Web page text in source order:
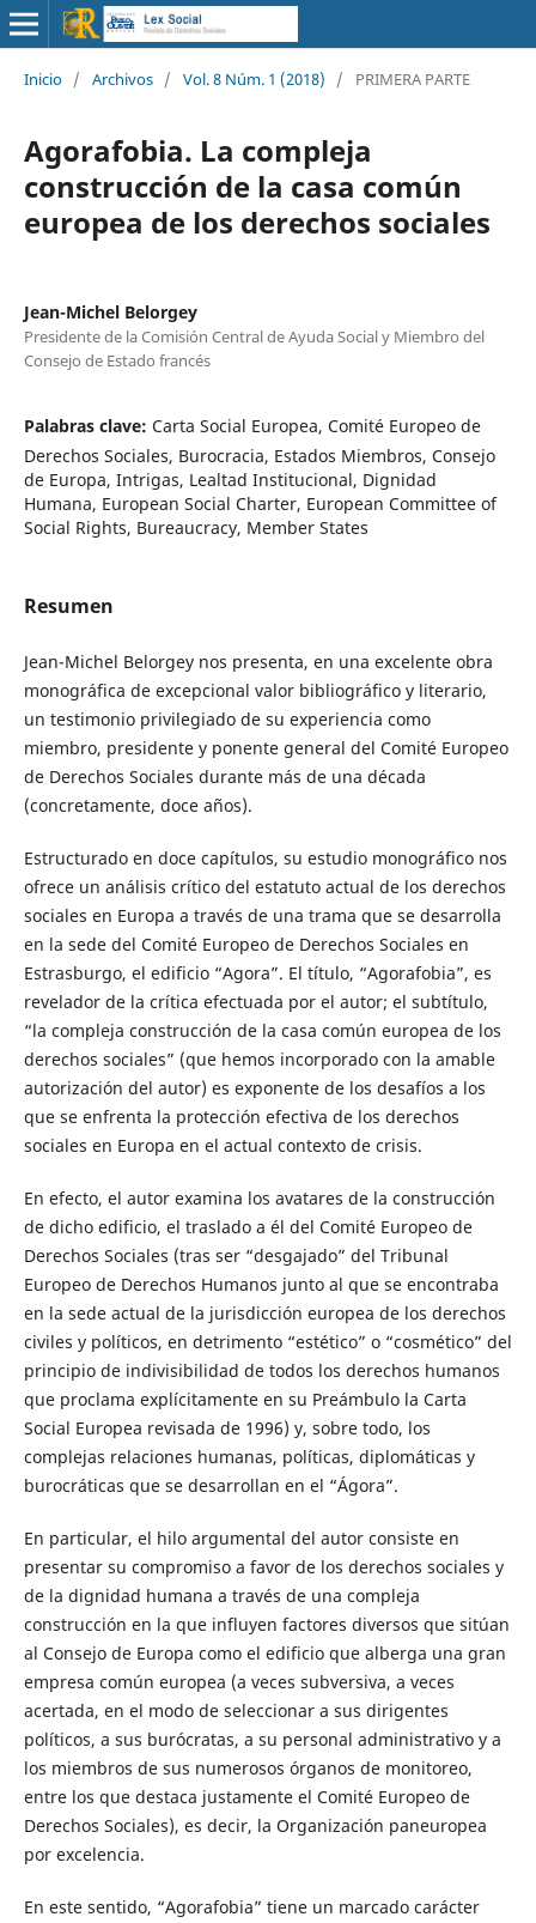
Inicio / Archivos / Vol. 8 Núm. 1 (2018) / PRIMERA PARTE
Agorafobia. La compleja
construcción de la casa común
europea de los derechos sociales
Jean-Michel Belorgey
Presidente de la Comisión Central de Ayuda Social y Miembro del
Consejo de Estado francés
Palabras clave: Carta Social Europea, Comité Europeo de
Derechos Sociales, Burocracia, Estados Miembros, Consejo
de Europa, Intrigas, Lealtad Institucional, Dignidad
Humana, European Social Charter, European Committee of
Social Rights, Bureaucracy, Member States
Resumen
Jean-Michel Belorgey nos presenta, en una excelente obra
monográfica de excepcional valor bibliográfico y literario,
un testimonio privilegiado de su experiencia como
miembro, presidente y ponente general del Comité Europeo
de Derechos Sociales durante más de una década
(concretamente, doce años).
Estructurado en doce capítulos, su estudio monográfico nos
ofrece un análisis crítico del estatuto actual de los derechos
sociales en Europa a través de una trama que se desarrolla
en la sede del Comité Europeo de Derechos Sociales en
Estrasburgo, el edificio “Agora”. El título, “Agorafobia”, es
revelador de la crítica efectuada por el autor; el subtítulo,
“la compleja construcción de la casa común europea de los
derechos sociales” (que hemos incorporado con la amable
autorización del autor) es exponente de los desafíos a los
que se enfrenta la protección efectiva de los derechos
sociales en Europa en el actual contexto de crisis.
En efecto, el autor examina los avatares de la construcción
de dicho edificio, el traslado a él del Comité Europeo de
Derechos Sociales (tras ser “desgajado” del Tribunal
Europeo de Derechos Humanos junto al que se encontraba
en la sede actual de la jurisdicción europea de los derechos
civiles y políticos, en detrimento “estético” o “cosmético” del
principio de indivisibilidad de todos los derechos humanos
que proclama explícitamente en su Preámbulo la Carta
Social Europea revisada de 1996) y, sobre todo, los
complejas relaciones humanas, políticas, diplomáticas y
burocráticas que se desarrollan en el “Ágora”.
En particular, el hilo argumental del autor consiste en
presentar su compromiso a favor de los derechos sociales y
de la dignidad humana a través de una compleja
construcción en la que influyen factores diversos que sitúan
al Consejo de Europa como el edificio que alberga una gran
empresa común europea (a veces subversiva, a veces
acertada, en el modo de seleccionar a sus dirigentes
políticos, a sus burócratas, a su personal administrativo y a
los miembros de sus numerosos órganos de monitoreo,
entre los que destaca justamente el Comité Europeo de
Derechos Sociales), es decir, la Organización paneuropea
por excelencia.
En este sentido, “Agorafobia” tiene un marcado carácter